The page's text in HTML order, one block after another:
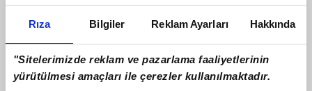
Rıza Bilgiler Reklam Ayarları Hakkında
"Sitelerimizde reklam ve pazarlama faaliyetlerinin
yürütülmesi amaçları ile çerezler kullanılmaktadır.